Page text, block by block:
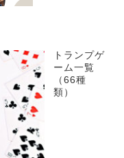
トランプゲ
ーム一覧
（66種
類）